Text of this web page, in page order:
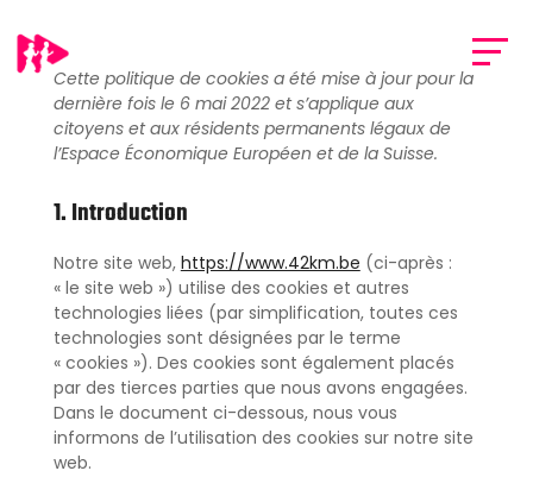
Cette politique de cookies a été mise à jour pour la
dernière fois le 6 mai 2022 et s’applique aux
citoyens et aux résidents permanents légaux de
l’Espace Économique Européen et de la Suisse.
1. Introduction
Notre site web, https://www.42km.be (ci-après :
« le site web ») utilise des cookies et autres
technologies liées (par simplification, toutes ces
technologies sont désignées par le terme
« cookies »). Des cookies sont également placés
par des tierces parties que nous avons engagées.
Dans le document ci-dessous, nous vous
informons de l’utilisation des cookies sur notre site
web.